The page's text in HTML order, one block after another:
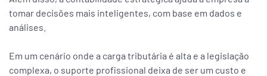
tomar decisões mais inteligentes, com base em dados e
análises.
Em um cenário onde a carga tributária é alta e a legislação
complexa, o suporte profissional deixa de ser um custo e